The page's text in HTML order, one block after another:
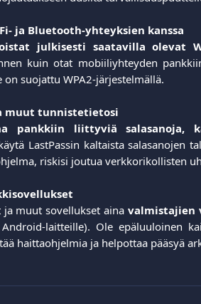
ja Bluetooth-yhteyksien kanssa
julkisesti saatavilla olevat
kuin otat mobiiliyhteyden
on suojattu WPA2-järjestelmällä.
muut tunnistetietosi
pankkiin liittyviä salasanoja,
LastPassin kaltaista salasanojen
riskisi joutua verkkorikollisten
ja muut sovellukset aina valmistajien
laitteille). Ole epäluuloinen
haittaohjelmia ja helpottaa pääsyä